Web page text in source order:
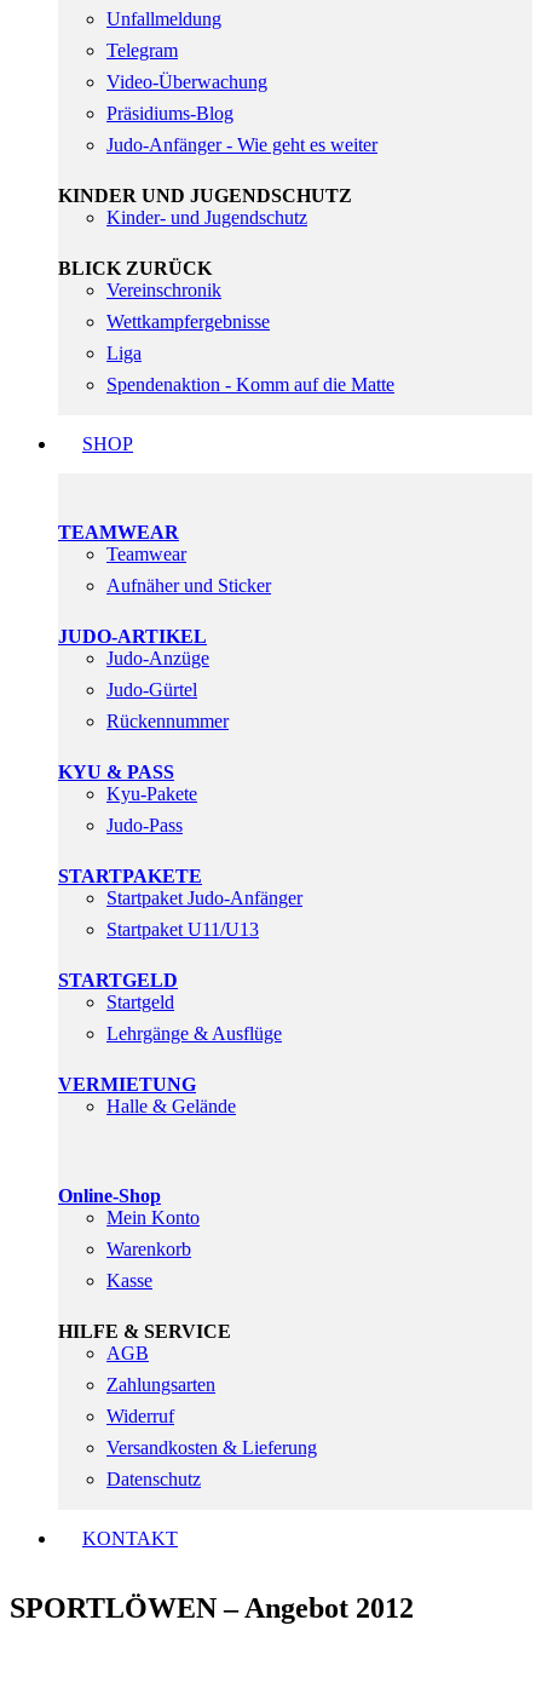
Unfallmeldung
Telegram
Video-Überwachung
Präsidiums-Blog
Judo-Anfänger - Wie geht es weiter
KINDER UND JUGENDSCHUTZ
Kinder- und Jugendschutz
BLICK ZURÜCK
Vereinschronik
Wettkampfergebnisse
Liga
Spendenaktion - Komm auf die Matte
SHOP
TEAMWEAR
Teamwear
Aufnäher und Sticker
JUDO-ARTIKEL
Judo-Anzüge
Judo-Gürtel
Rückennummer
KYU & PASS
Kyu-Pakete
Judo-Pass
STARTPAKETE
Startpaket Judo-Anfänger
Startpaket U11/U13
STARTGELD
Startgeld
Lehrgänge & Ausflüge
VERMIETUNG
Halle & Gelände
Online-Shop
Mein Konto
Warenkorb
Kasse
HILFE & SERVICE
AGB
Zahlungsarten
Widerruf
Versandkosten & Lieferung
Datenschutz
KONTAKT
SPORTLÖWEN – Angebot 2012